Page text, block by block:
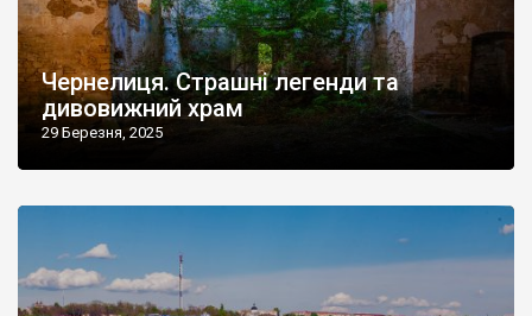
Чернелиця. Страшні легенди та
дивовижний храм
29 Березня, 2025